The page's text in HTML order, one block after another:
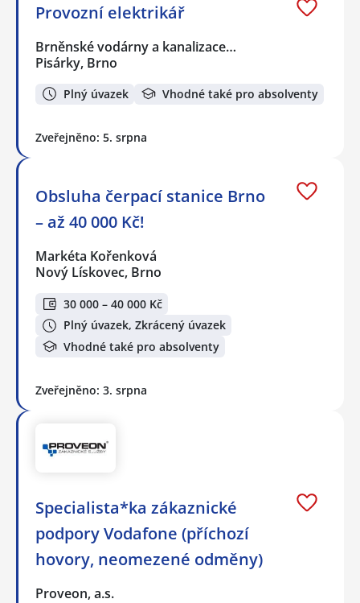
Provozní elektrikář
Brněnské vodárny a kanalizace…
Pisárky, Brno
Plný úvazek Vhodné také pro absolventy
Zveřejněno: 5. srpna
Obsluha čerpací stanice Brno
– až 40 000 Kč!
Markéta Kořenková
Nový Lískovec, Brno
30 000 – 40 000 Kč
Plný úvazek, Zkrácený úvazek
Vhodné také pro absolventy
Zveřejněno: 3. srpna
Specialista*ka zákaznické
podpory Vodafone (příchozí
hovory, neomezené odměny)
Proveon, a.s.